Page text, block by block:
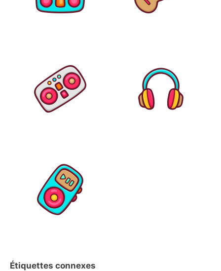
Étiquettes connexes